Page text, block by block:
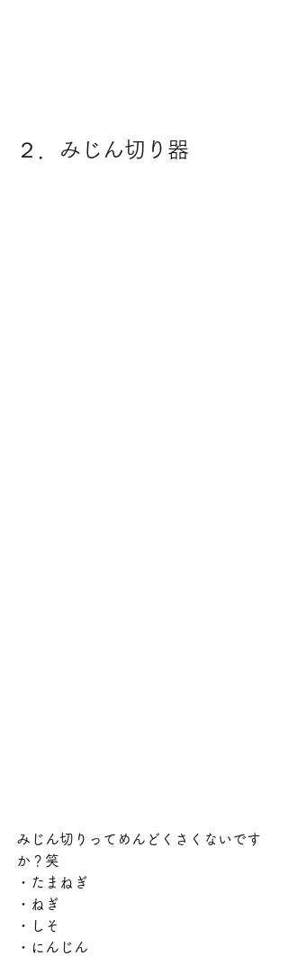
２．みじん切り器
みじん切りってめんどくさくないです
か？笑
・たまねぎ
・ねぎ
・しそ
・にんじん